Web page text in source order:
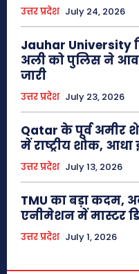
उत्तर प्रदेश July 24, 2026
Jauhar University
अली को पुलिस ने
जारी
उत्तर प्रदेश July 23, 2026
Qatar के पूर्व अमीर
में राष्ट्रीय शोक, आधा
उत्तर प्रदेश July 13, 2026
TMU का बड़ा कदम,
एनीमेशन में मास्टर
उत्तर प्रदेश July 1, 2026